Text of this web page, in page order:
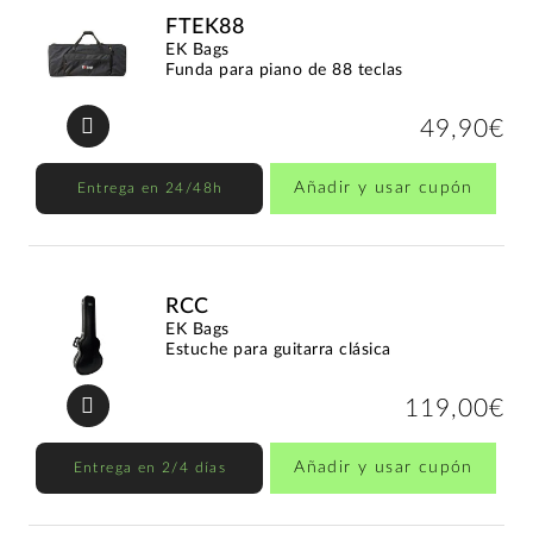
FTEK88
EK Bags
Funda para piano de 88 teclas
49,90€
Entrega en 24/48h Añadir y usar cupón
RCC
EK Bags
Estuche para guitarra clásica
119,00€
Entrega en 2/4 días Añadir y usar cupón